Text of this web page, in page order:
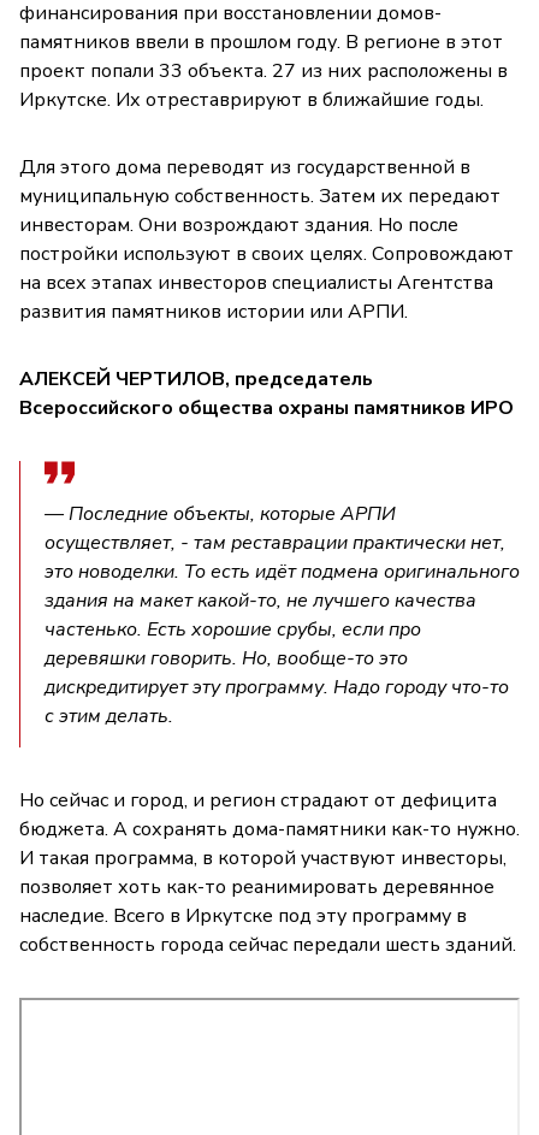
финансирования при восстановлении домов-
памятников ввели в прошлом году. В регионе в этот
проект попали 33 объекта. 27 из них расположены в
Иркутске. Их отреставрируют в ближайшие годы.
Для этого дома переводят из государственной в
муниципальную собственность. Затем их передают
инвесторам. Они возрождают здания. Но после
постройки используют в своих целях. Сопровождают
на всех этапах инвесторов специалисты Агентства
развития памятников истории или АРПИ.
АЛЕКСЕЙ ЧЕРТИЛОВ, председатель
Всероссийского общества охраны памятников ИРО
— Последние объекты, которые АРПИ
осуществляет, - там реставрации практически нет,
это новоделки. То есть идёт подмена оригинального
здания на макет какой-то, не лучшего качества
частенько. Есть хорошие срубы, если про
деревяшки говорить. Но, вообще-то это
дискредитирует эту программу. Надо городу что-то
с этим делать.
Но сейчас и город, и регион страдают от дефицита
бюджета. А сохранять дома-памятники как-то нужно.
И такая программа, в которой участвуют инвесторы,
позволяет хоть как-то реанимировать деревянное
наследие. Всего в Иркутске под эту программу в
собственность города сейчас передали шесть зданий.